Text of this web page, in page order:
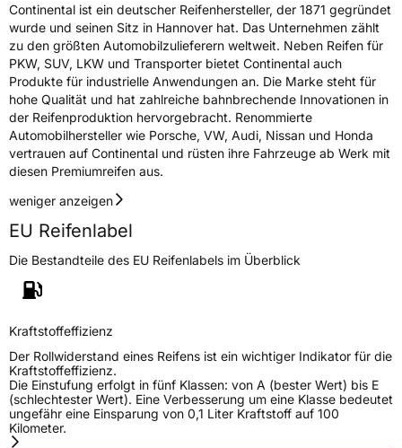
Continental ist ein deutscher Reifenhersteller, der 1871 gegründet
wurde und seinen Sitz in Hannover hat. Das Unternehmen zählt
zu den größten Automobilzulieferern weltweit. Neben Reifen für
PKW, SUV, LKW und Transporter bietet Continental auch
Produkte für industrielle Anwendungen an. Die Marke steht für
hohe Qualität und hat zahlreiche bahnbrechende Innovationen in
der Reifenproduktion hervorgebracht. Renommierte
Automobilhersteller wie Porsche, VW, Audi, Nissan und Honda
vertrauen auf Continental und rüsten ihre Fahrzeuge ab Werk mit
diesen Premiumreifen aus.
weniger anzeigen
EU Reifenlabel
Die Bestandteile des EU Reifenlabels im Überblick
Kraftstoffeffizienz
Der Rollwiderstand eines Reifens ist ein wichtiger Indikator für die
Kraftstoffeffizienz.
Die Einstufung erfolgt in fünf Klassen: von A (bester Wert) bis E
(schlechtester Wert). Eine Verbesserung um eine Klasse bedeutet
ungefähr eine Einsparung von 0,1 Liter Kraftstoff auf 100
Kilometer.